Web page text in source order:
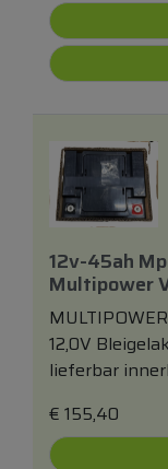
12v-45ah
Multipower
MULTIPOWER
12,0V
lieferbar
€ 155,40